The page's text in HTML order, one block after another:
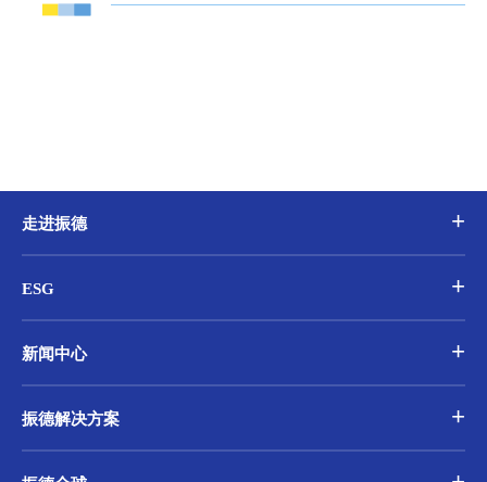
走进振德
ESG
新闻中心
振德解决方案